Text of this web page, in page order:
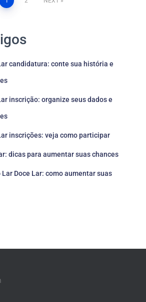
candidatura: conte sua história e
inscrição: organize seus dados e
inscrições: veja como participar
dicas para aumentar suas chances
Doce Lar: como aumentar suas